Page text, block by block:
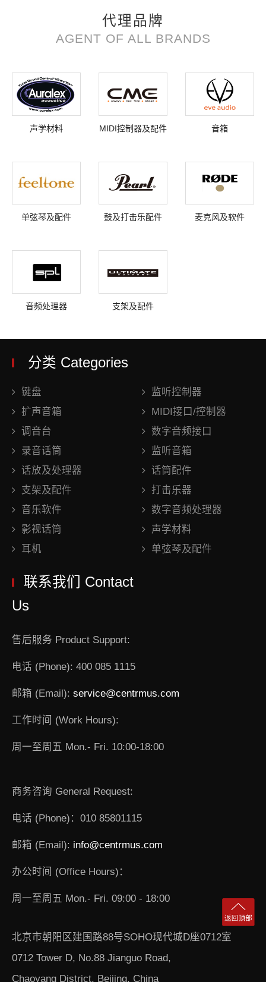
代理品牌
AGENT OF ALL BRANDS
声学材料 MIDI控制器及配件 音箱
单弦琴及配件 鼓及打击乐配件 麦克风及软件
音频处理器 支架及配件
分类 Categories
键盘
监听控制器
扩声音箱
MIDI接口/控制器
调音台
数字音频接口
录音话筒
监听音箱
话放及处理器
话筒配件
支架及配件
打击乐器
音乐软件
数字音频处理器
影视话筒
声学材料
耳机
单弦琴及配件
联系我们 Contact
Us
售后服务 Product Support:
电话 (Phone): 400 085 1115
邮箱 (Email): service@centrmus.com
工作时间 (Work Hours):
周一至周五 Mon.- Fri. 10:00-18:00
商务咨询 General Request:
电话 (Phone)：010 85801115
邮箱 (Email): info@centrmus.com
办公时间 (Office Hours)：
周一至周五 Mon.- Fri. 09:00 - 18:00
北京市朝阳区建国路88号SOHO现代城D座0712室
0712 Tower D, No.88 Jianguo Road,
Chaoyang District, Beijing, China